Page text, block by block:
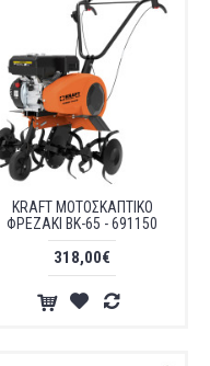
KRAFT ΜΟΤΟΣΚΑΠΤΙΚΟ
ΦΡΕΖΑΚΙ ΒΚ-65 - 691150
318,00€